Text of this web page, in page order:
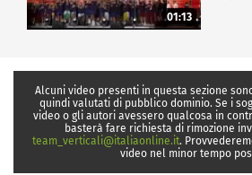
01:13
Alcuni video presenti in questa sezione
quindi valutati di pubblico dominio. Se i
video o gli autori avessero qualcosa in
basterà fare richiesta di rimozione
team_verticali@italiaonline.it.
video nel minor tempo